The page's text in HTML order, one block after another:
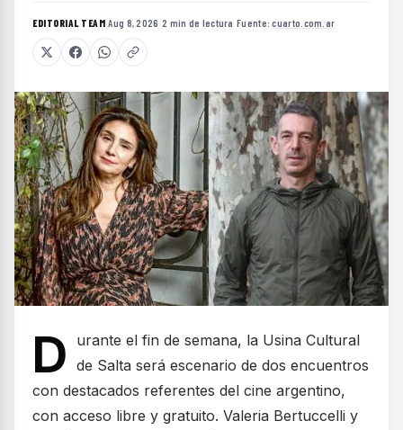
EDITORIAL TEAM·Aug 8, 2026 ·2 min de lectura ·Fuente:cuarto.com.ar
D
urante el fin de semana, la Usina Cultural
de Salta será escenario de dos encuentros
con destacados referentes del cine argentino,
con acceso libre y gratuito. Valeria Bertuccelli y